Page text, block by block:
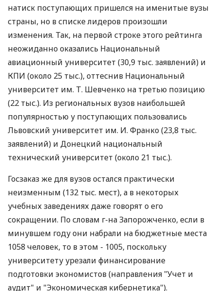
натиск поступающих пришелся на именитые вузы
страны, но в списке лидеров произошли
изменения. Так, на первой строке этого рейтинга
неожиданно оказались Национальный
авиационный университет (30,9 тыс. заявлений) и
КПИ (около 25 тыс.), оттеснив Национальный
университет им. Т. Шевченко на третью позицию
(22 тыс.). Из региональных вузов наибольшей
популярностью у поступающих пользовались
Львовский университет им. И. Франко (23,8 тыс.
заявлений) и Донецкий национальный
технический университет (около 21 тыс.).
Госзаказ же для вузов остался практически
неизменным (132 тыс. мест), а в некоторых
учебных заведениях даже говорят о его
сокращении. По словам г-на Запорожченко, если в
минувшем году они набрали на бюджетные места
1058 человек, то в этом - 1005, поскольку
университету урезали финансирование
подготовки экономистов (направления "Учет и
аудит" и "Экономическая кибернетика").